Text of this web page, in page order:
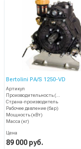
Bertolini PA/S 1250-VD
Артикул
Страна-производитель
Рабочее давление (бар)
Мощность (кВт)
Масса (кг)
Цена
89 000 руб.